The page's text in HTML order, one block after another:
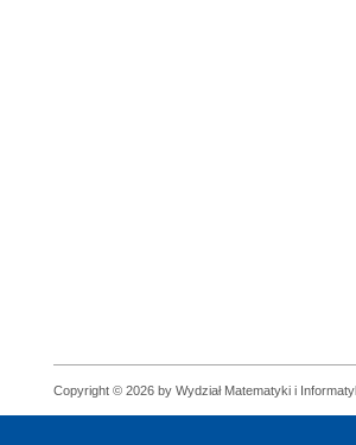
Copyright © 2026 by Wydział Matematyki i